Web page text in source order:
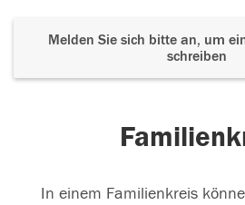
Melden Sie sich bitte an, um
schreiben
In einem Familienkreis